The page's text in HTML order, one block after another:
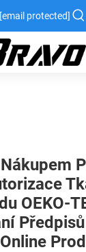
[email protected]
OEKO-
Online